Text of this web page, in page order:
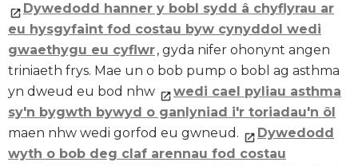
Dywedodd hanner y bobl sydd â chyflyrau ar
eu hysgyfaint fod costau byw cynyddol wedi
gwaethygu eu cyflwr, gyda nifer ohonynt angen
triniaeth frys. Mae un o bob pump o bobl ag asthma
yn dweud eu bod nhw
wedi cael pyliau asthma
sy'n bygwth bywyd o ganlyniad i'r toriadau'n ôl
maen nhw wedi gorfod eu gwneud.
Dywedodd
wyth o bob deg claf arennau fod costau